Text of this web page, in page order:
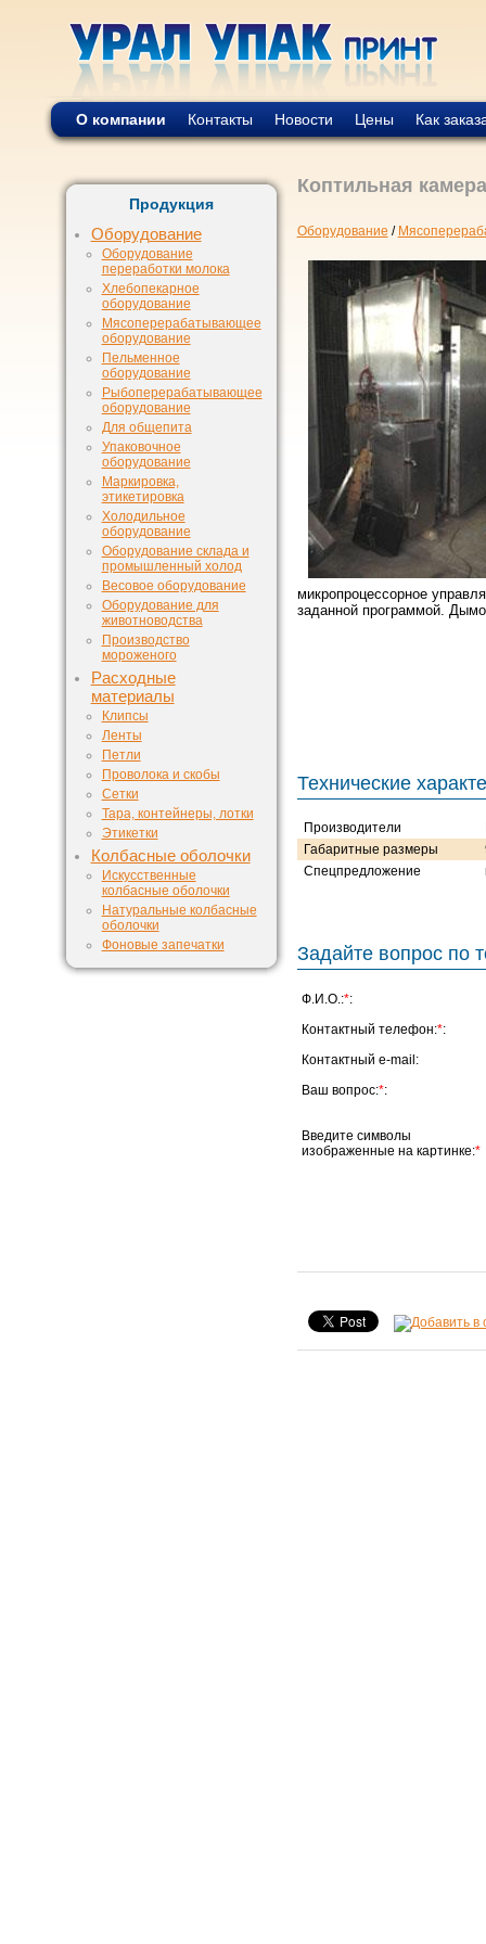
О компании Контакты Новости Цены Как
Продукция
Оборудование
Оборудование
переработки молока
Хлебопекарное
оборудование
Мясоперерабатывающее
оборудование
Пельменное
оборудование
Рыбоперерабатывающее
оборудование
Для общепита
Упаковочное
оборудование
Маркировка,
этикетировка
Холодильное
оборудование
Оборудование склада и
промышленный холод
Весовое оборудование
Оборудование для
животноводства
Производство
мороженого
Расходные
материалы
Клипсы
Ленты
Петли
Проволока и скобы
Сетки
Тара, контейнеры, лотки
Этикетки
Колбасные оболочки
Искусственные
колбасные оболочки
Натуральные колбасные
оболочки
Фоновые запечатки
Коптильная
Оборудование /
микропроцессорное
заданной программой.
Технические
Производители
Габаритные размеры
Спецпредложение
Задайте вопрос по
Ф.И.О.:*:
Контактный телефон:*:
Контактный e-mail:
Ваш вопрос:*:
Введите символы
изображенные на картинке:*